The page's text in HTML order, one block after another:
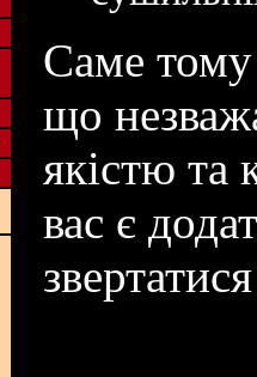
Саме тому
що
якістю та
вас є